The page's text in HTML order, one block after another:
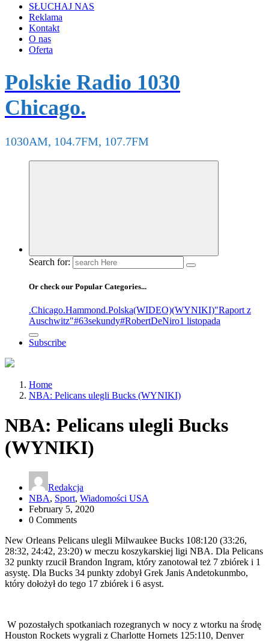
SŁUCHAJ NAS
Reklama
Kontakt
O nas
Oferta
Polskie Radio 1030
Chicago.
1030AM, 104.7FM, 107.7FM
Search for:
Or check our Popular Categories...
.Chicago.Hammond.Polska(WIDEO)(WYNIKI)"Raport z
Auschwitz"#63sekundy#RobertDeNiro1 listopada
Subscribe
Home
NBA: Pelicans ulegli Bucks (WYNIKI)
NBA: Pelicans ulegli Bucks
(WYNIKI)
Redakcja
NBA, Sport, Wiadomości USA
February 5, 2020
0 Comments
New Orleans Pelicans ulegli Milwaukee Bucks 108:120 (33:26,
28:32, 24:42, 23:20) w meczu koszykarskiej ligi NBA. Dla Pelicans
32 punkty rzucił Brandon Ingram, który zanotował też 7 zbiórek i 1
asystę. Dla Bucks 34 punkty zdobył Grek Janis Andetokunmbo,
który dołożył do tego 17 zbiórek i 6 asyst.
W pozostałych spotkaniach rozegranych w nocy z wtorku na środę
Houston Rockets wygrali z Charlotte Hornets 125:110, Denver